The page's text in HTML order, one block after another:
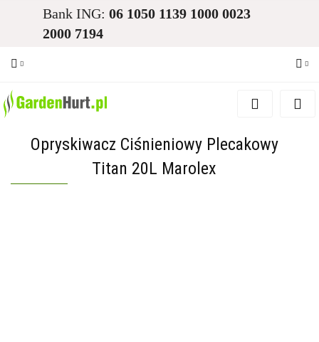
Bank ING: 06 1050 1139 1000 0023
2000 7194
Zaloguj się
Dodaj zgłoszenie
Opryskiwacz Ciśnieniowy Plecakowy
Titan 20L Marolex